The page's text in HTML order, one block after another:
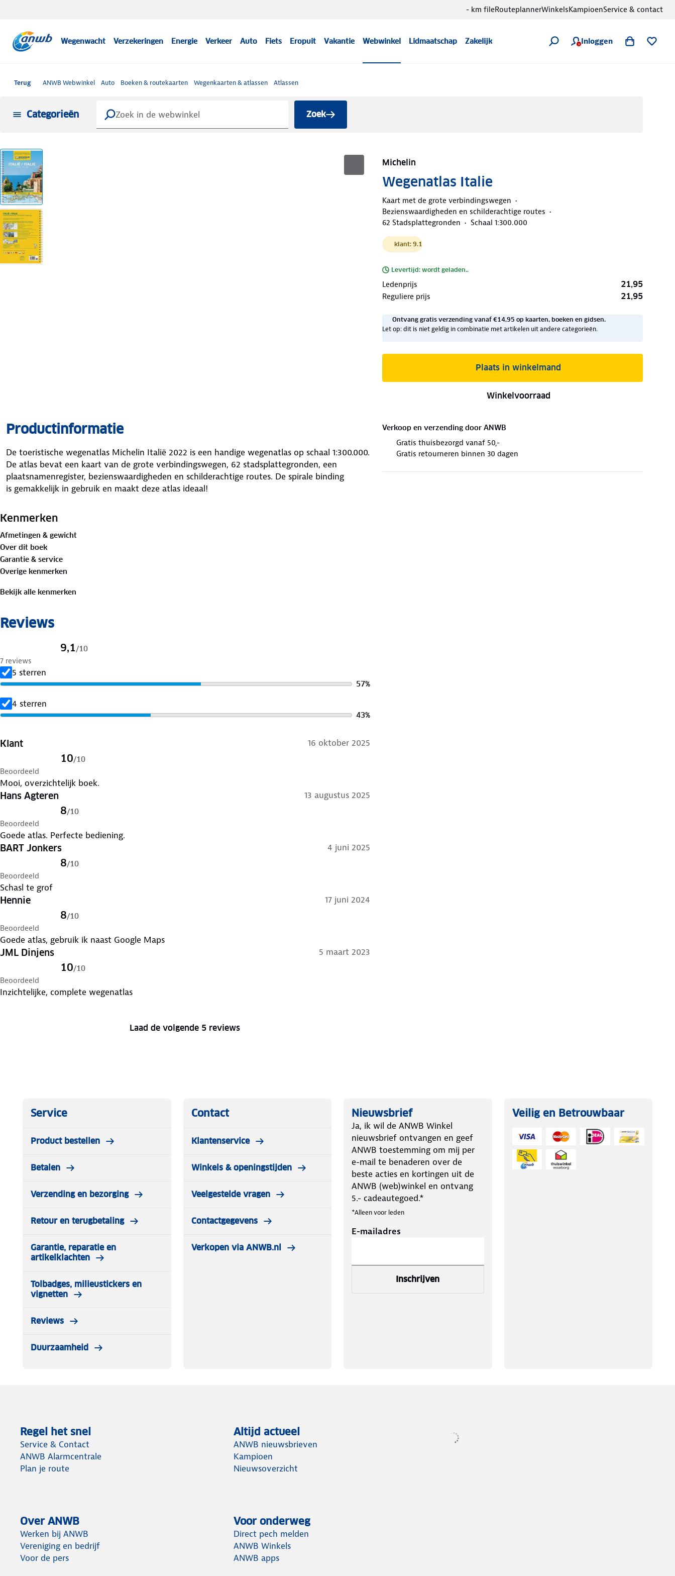
Wegenwacht Verzekeringen Energie Verkeer Auto Fiets Eropuit Vakantie Webwinkel Lidmaatschap Zakelijk Inloggen
- km fileRouteplannerWinkelsKampioenService & contact
Terug ANWB Webwinkel Auto Boeken & routekaarten Wegenkaarten & atlassen Atlassen
Categorieën Zoek
Michelin
Wegenatlas Italie
Kaart met de grote verbindingswegen
Bezienswaardigheden en schilderachtige routes
62 Stadsplattegronden
Schaal 1:300.000
klant: 9.1
Levertijd: wordt geladen..
Ledenprijs 21,95
Reguliere prijs 21,95
Ontvang gratis verzending vanaf €14,95 op kaarten, boeken en gidsen.
Let op: dit is niet geldig in combinatie met artikelen uit andere categorieën.
Plaats in winkelmand
Winkelvoorraad
Verkoop en verzending door ANWB
Gratis thuisbezorgd vanaf 50,-
Gratis retourneren binnen 30 dagen
Productinformatie
De toeristische wegenatlas Michelin Italië 2022 is een handige wegenatlas op schaal 1:300.000.
De atlas bevat een kaart van de grote verbindingswegen, 62 stadsplattegronden, een
plaatsnamenregister, bezienswaardigheden en schilderachtige routes. De spirale binding
is gemakkelijk in gebruik en maakt deze atlas ideaal!
Kenmerken
Afmetingen & gewicht
Over dit boek
Garantie & service
Overige kenmerken
Bekijk alle kenmerken
Reviews
9,1/10
7 reviews
5 sterren
57%
4 sterren
43%
Klant 16 oktober 2025
10/10
Beoordeeld
Mooi, overzichtelijk boek.
Hans Agteren 13 augustus 2025
8/10
Beoordeeld
Goede atlas. Perfecte bediening.
BART Jonkers 4 juni 2025
8/10
Beoordeeld
Schasl te grof
Hennie 17 juni 2024
8/10
Beoordeeld
Goede atlas, gebruik ik naast Google Maps
JML Dinjens 5 maart 2023
10/10
Beoordeeld
Inzichtelijke, complete wegenatlas
Laad de volgende 5 reviews
Service
Product bestellen
Betalen
Verzending en bezorging
Retour en terugbetaling
Garantie, reparatie en
artikelklachten
Tolbadges, milieustickers en
vignetten
Reviews
Duurzaamheid
Contact
Klantenservice
Winkels & openingstijden
Veelgestelde vragen
Contactgegevens
Verkopen via ANWB.nl
Nieuwsbrief
Ja, ik wil de ANWB Winkel
nieuwsbrief ontvangen en geef
ANWB toestemming om mij per
e-mail te benaderen over de
beste acties en kortingen uit de
ANWB (web)winkel en ontvang
5.- cadeautegoed.*
*Alleen voor leden
E-mailadres
Inschrijven
Veilig en Betrouwbaar
Regel het snel
Service & Contact
ANWB Alarmcentrale
Plan je route
Altijd actueel
ANWB nieuwsbrieven
Kampioen
Nieuwsoverzicht
Over ANWB
Werken bij ANWB
Vereniging en bedrijf
Voor de pers
Voor onderweg
Direct pech melden
ANWB Winkels
ANWB apps